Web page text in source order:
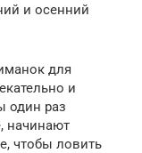
и осенний
для
и
один раз
начинают
чтобы ловить